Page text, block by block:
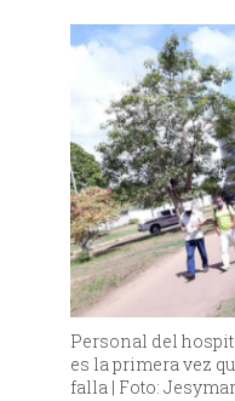
Personal del
es la primera vez
falla | Foto: